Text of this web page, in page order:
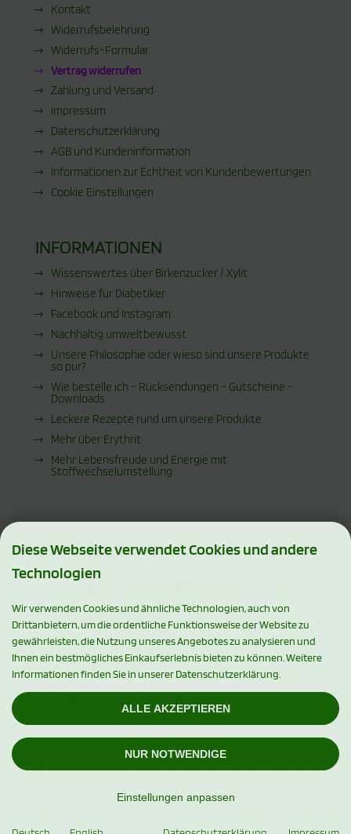
Kontakt
Widerrufsbelehrung
Widerrufs-Formular
Vertrag widerrufen
Zahlung und Versand
Impressum
Datenschutzerklärung
AGB und Kundeninformation
Informationen zur Echtheit von Kundenbewertungen
Cookie Einstellungen
INFORMATIONEN
Wissenswertes über Birkenzucker / Xylit
Hinweise für Diabetiker
Facebook und Instagram
Nachhaltig umweltbewusst
Unsere Philosophie oder wieso sind unsere Produkte
so pur?
Wie bestelle ich - Rücksendungen - Gutscheine -
Downloads
Leckere Rezepte rund um unsere Produkte
Mehr über Erythrit
Mehr Lebensfreude und Energie mit
Stoffwechselumstellung
ZAHLUNGSMETHODEN
SOCIAL MEDIA
Alle Preise inkl. gesetzl. MwSt. zzgl.Versandkosten
. Die durchgestrichenen
Preise entsprechen dem bisherigen Preis bei Xylishop - Premium Xylit
Xylishop - Premium Xylit Produkte © 2026
Diese Webseite verwendet Cookies und andere
Technologien
Wir verwenden Cookies und ähnliche Technologien, auch von
Drittanbietern, um die ordentliche Funktionsweise der Website zu
gewährleisten, die Nutzung unseres Angebotes zu analysieren und
Ihnen ein bestmögliches Einkaufserlebnis bieten zu können. Weitere
Informationen finden Sie in unserer Datenschutzerklärung.
ALLE AKZEPTIEREN
NUR NOTWENDIGE
Einstellungen anpassen